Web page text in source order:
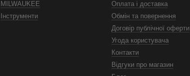
MILWAUKEE
Інструменти
Оплата і доставка
Обмін та повернення
Договір публічної оферти
Угода користувача
Контакти
Відгуки про магазин